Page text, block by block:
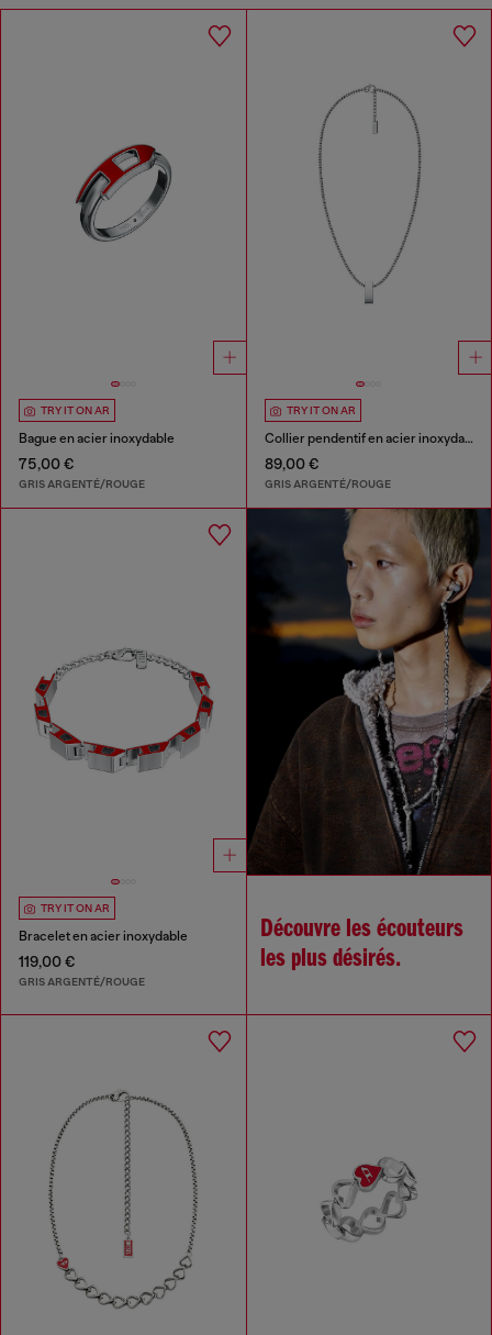
TRY IT ON AR
Bague en acier inoxydable
75,00 €
GRIS ARGENTÉ/ROUGE
TRY IT ON AR
Collier pendentif en acier inoxydable
89,00 €
GRIS ARGENTÉ/ROUGE
TRY IT ON AR
Bracelet en acier inoxydable
119,00 €
GRIS ARGENTÉ/ROUGE
Découvre les écouteurs
les plus désirés.